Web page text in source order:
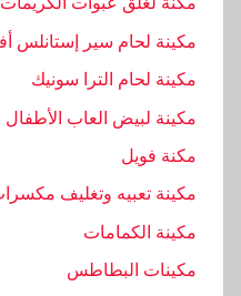
مكينة لحام سير إستانلس
مكينة لحام الترا سونيك
مكينة لبيض العاب الأطفال
مكنة فويل
مكينة تعبيه وتغليف
مكينة الكمامات
مكينات البطاطس